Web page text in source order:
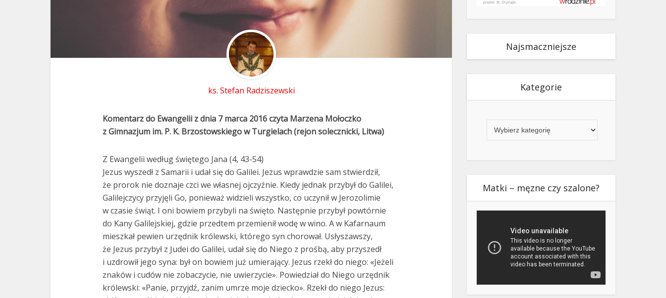
ks. Stefan Radziszewski
Komentarz do Ewangelii z dnia 7 marca 2016 czyta Marzena Mołoczko
z Gimnazjum im. P. K. Brzostowskiego w Turgielach (rejon solecznicki, Litwa)
Z Ewangelii według świętego Jana (4, 43-54)
Jezus wyszedł z Samarii i udał się do Galilei. Jezus wprawdzie sam stwierdził,
że prorok nie doznaje czci we własnej ojczyźnie. Kiedy jednak przybył do Galilei,
Galilejczycy przyjęli Go, ponieważ widzieli wszystko, co uczynił w Jerozolimie
w czasie świąt. I oni bowiem przybyli na święto. Następnie przybył powtórnie
do Kany Galilejskiej, gdzie przedtem przemienił wodę w wino. A w Kafarnaum
mieszkał pewien urzędnik królewski, którego syn chorował. Usłyszawszy,
że Jezus przybył z Judei do Galilei, udał się do Niego z prośbą, aby przyszedł
i uzdrowił jego syna: był on bowiem już umierający. Jezus rzekł do niego: «Jeżeli
znaków i cudów nie zobaczycie, nie uwierzycie». Powiedział do Niego urzędnik
królewski: «Panie, przyjdź, zanim umrze moje dziecko». Rzekł do niego Jezus:
Najsmaczniejsze
Kategorie
Matki – męzne czy szalone?